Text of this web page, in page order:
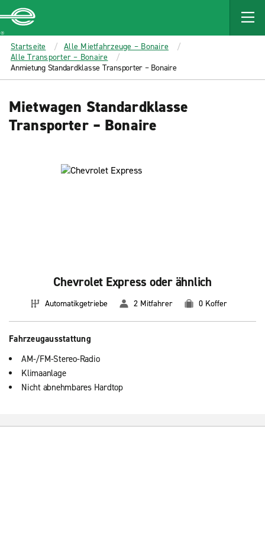
MAIN
CONTENT
Enterprise
Startseite
Alle Mietfahrzeuge – Bonaire
Alle Transporter – Bonaire
Anmietung Standardklasse Transporter – Bonaire
Mietwagen Standardklasse
Transporter – Bonaire
Chevrolet Express oder ähnlich
Automatikgetriebe 2 Mitfahrer 0 Koffer
Fahrzeugausstattung
AM-/FM-Stereo-Radio
Klimaanlage
Nicht abnehmbares Hardtop